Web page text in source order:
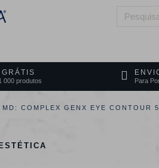
000 produtos Para
MD: COMPLEX GENX EYE CONTOUR